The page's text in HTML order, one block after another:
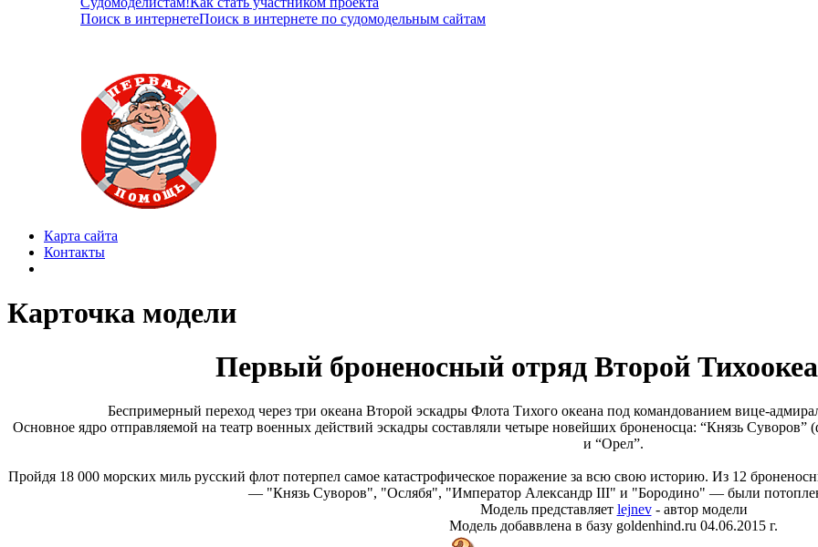
Поиск в интернетеПоиск в интернете по судомодельным сайтам
Карта сайта
Контакты
Карточка модели
Первый броненосный отряд Второй
Беспримерный переход через три океана Второй эскадры Флота Тихого океана под командованием вице-
Основное ядро отправляемой на театр военных действий эскадры составляли четыре новейших броненосца: “Князь
и “Орел”.
Пройдя 18 000 морских миль русский флот потерпел самое катастрофическое поражение за всю свою историю. Из 12
— "Князь Суворов", "Ослябя", "Император Александр III" и "Бородино" — были
Модель представляет lejnev- автор модели
Модель добаввлена в базу goldenhind.ru 04.06.2015 г.